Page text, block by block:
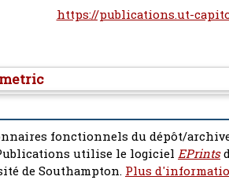
https://publications.ut-
fonctionnels du dépôt/
utilise le logiciel EPrints
de Southampton. Plus